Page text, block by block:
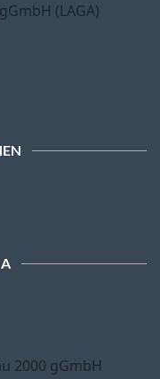
(LAGA)
2000 gGmbH